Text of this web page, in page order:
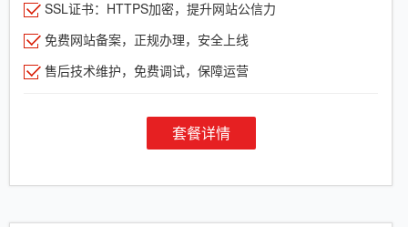
SSL证书：HTTPS加密，提升网站公信力
免费网站备案，正规办理，安全上线
售后技术维护，免费调试，保障运营
套餐详情